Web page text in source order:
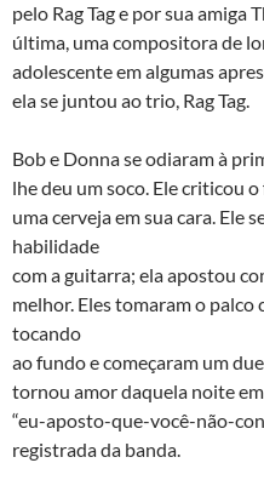
pelo Rag Tag e por sua amiga
última, uma compositora de
adolescente em algumas
ela se juntou ao trio, Rag Tag.
Bob e Donna se odiaram à
lhe deu um soco. Ele criticou
uma cerveja em sua cara. Ele
habilidade
com a guitarra; ela apostou
melhor. Eles tomaram o palco
tocando
ao fundo e começaram um
tornou amor daquela noite
“eu-aposto-que-você-não-
registrada da banda.